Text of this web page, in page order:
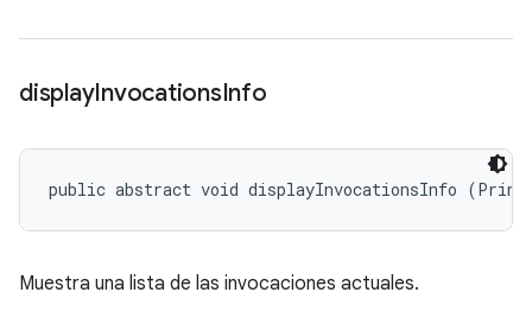
displayInvocationsInfo
public abstract void displayInvocationsInfo
Muestra una lista de las invocaciones actuales.